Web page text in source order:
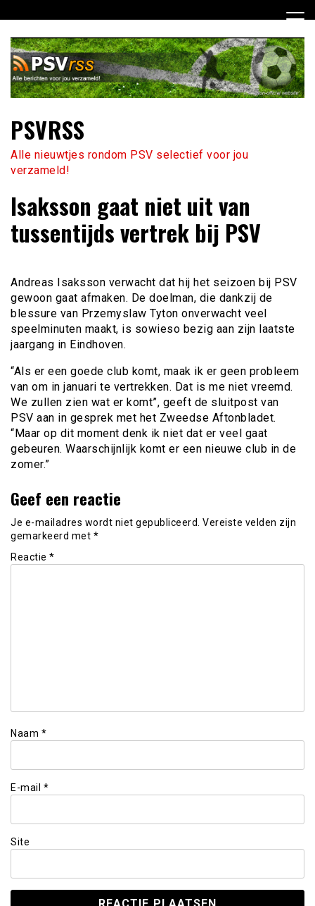
naar
inhoud
PSVRSS
Alle nieuwtjes rondom PSV selectief voor jou
verzameld!
Isaksson gaat niet uit van
tussentijds vertrek bij PSV
Andreas Isaksson verwacht dat hij het seizoen bij PSV
gewoon gaat afmaken. De doelman, die dankzij de
blessure van Przemyslaw Tyton onverwacht veel
speelminuten maakt, is sowieso bezig aan zijn laatste
jaargang in Eindhoven.
“Als er een goede club komt, maak ik er geen probleem
van om in januari te vertrekken. Dat is me niet vreemd.
We zullen zien wat er komt”, geeft de sluitpost van
PSV aan in gesprek met het Zweedse Aftonbladet.
“Maar op dit moment denk ik niet dat er veel gaat
gebeuren. Waarschijnlijk komt er een nieuwe club in de
zomer.”
Geef een reactie
Je e-mailadres wordt niet gepubliceerd. Vereiste velden zijn
gemarkeerd met *
Reactie *
Naam *
E-mail *
Site